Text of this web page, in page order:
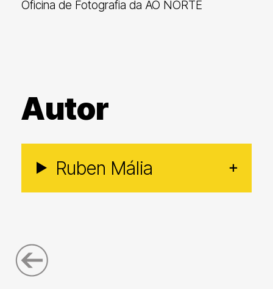
Oficina de Fotografia da AO NORTE
Autor
Ruben Mália